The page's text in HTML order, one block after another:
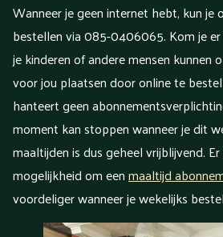
Wanneer je geen internet hebt, kun je
bestellen via 085-0406065. Kom je
je kinderen of andere mensen kunnen
voor jou plaatsen door online te
hanteert geen
moment kan stoppen wanneer je dit
maaltijden is dus geheel vrijblijvend.
mogelijkheid om eenmaaltijd
voordeliger wanneer je wekelijks